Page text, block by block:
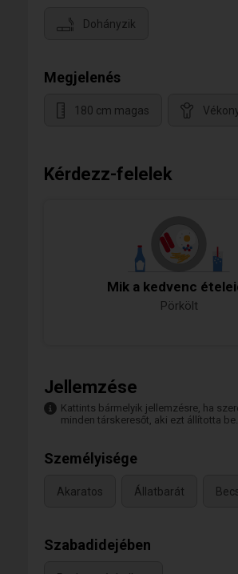
Dohányzik
Megjelenés
180 cm magas
Kérdezz-felelek
Mik a kedvenc
Pörkölt
Jellemzése
Kattints bármelyik jellemzésre, ha
minden társkeresőt, aki ezt állította be.
Személyisége
Akaratos Állatbarát
Szabadidejében